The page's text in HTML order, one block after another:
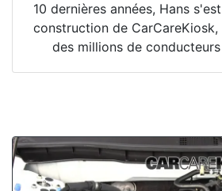
10 dernières années, Hans
construction de
des millions de